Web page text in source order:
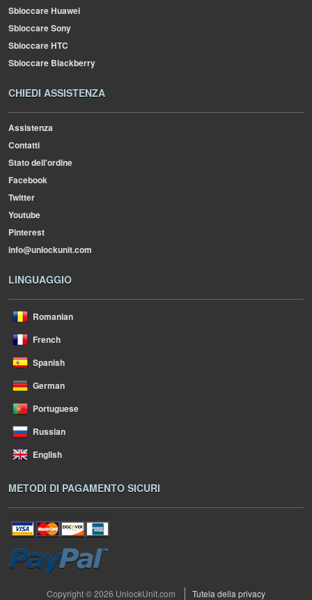
Sbloccare Huawei
Sbloccare Sony
Sbloccare HTC
Sbloccare Blackberry
CHIEDI ASSISTENZA
Assistenza
Contatti
Stato dell'ordine
Facebook
Twitter
Youtube
Pinterest
info@unlockunit.com
LINGUAGGIO
Romanian
French
Spanish
German
Portuguese
Russian
English
METODI DI PAGAMENTO SICURI
Copyright © 2026 UnlockUnit.com Tutela della privacy